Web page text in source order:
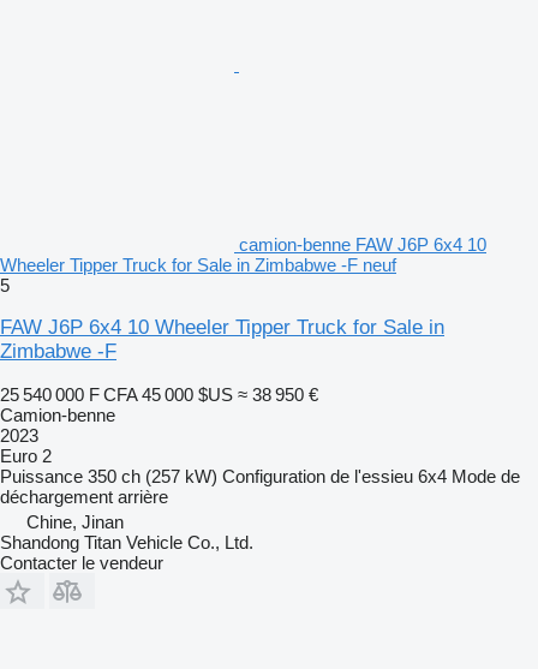
camion-benne FAW J6P 6x4 10
Wheeler Tipper Truck for Sale in Zimbabwe -F neuf
5
FAW J6P 6x4 10 Wheeler Tipper Truck for Sale in
Zimbabwe -F
25 540 000 F CFA 45 000 $US ≈ 38 950 €
Camion-benne
2023
Euro 2
Puissance 350 ch (257 kW) Configuration de l'essieu 6x4 Mode de
déchargement arrière
Chine, Jinan
Shandong Titan Vehicle Co., Ltd.
Contacter le vendeur